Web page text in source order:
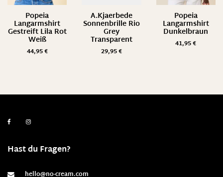
Popeia
Langarmshirt
Gestreift Lila Rot
Weiß
44,95€
A.Kjaerbede
Sonnenbrille Rio
Grey
Transparent
29,95€
Popeia
Langarmshirt
Dunkelbraun
41,95€
Hast du Fragen?
hello@no-cream.com